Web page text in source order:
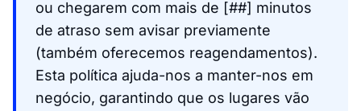
ou chegarem com mais de [##] minutos
de atraso sem avisar previamente
(também oferecemos reagendamentos).
Esta política ajuda-nos a manter-nos em
negócio, garantindo que os lugares vão